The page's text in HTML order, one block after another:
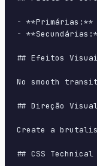
- **Primárias:**
-
## Efeitos
No smooth
## Direção
Create a
## CSS Technical